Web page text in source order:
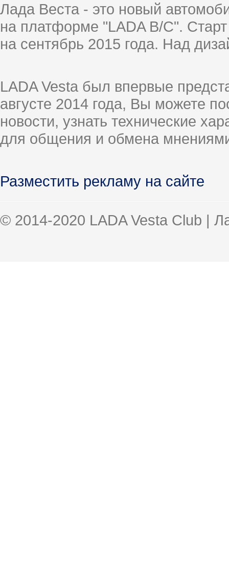
Лада Веста - это новый
на платформе "LADA B/C".
на сентябрь 2015 года. Над
LADA Vesta был впервые
августе 2014 года, Вы можете
новости, узнать технические
для общения и обмена
Разместить рекламу на сайте
© 2014-2020 LADA Vesta Club |